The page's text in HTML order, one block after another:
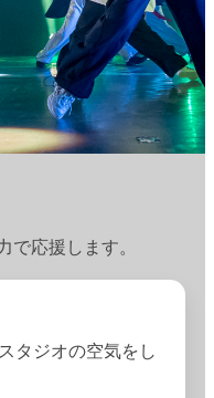
で応援します。
タジオの空気をし